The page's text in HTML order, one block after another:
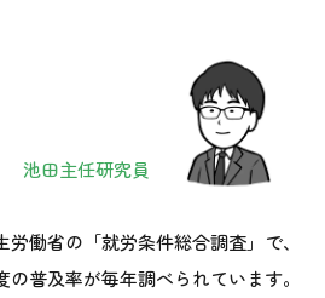
池田主任研究員
労働省の「就労条件総合調査」で、
普及率が毎年調べられています。